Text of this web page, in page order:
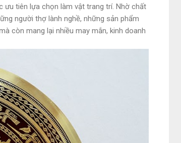
tiên lựa chọn làm vật trang trí. Nhờ chất
người thợ lành nghề, những sản phẩm
còn mang lại nhiều may mắn, kinh doanh